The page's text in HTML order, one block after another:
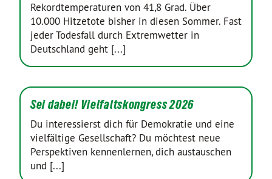
Rekordtemperaturen von 41,8 Grad. Über
10.000 Hitzetote bisher in diesen Sommer. Fast
jeder Todesfall durch Extremwetter in
Deutschland geht [...]
Sei dabei! Vielfaltskongress 2026
Du interessierst dich für Demokratie und eine
vielfältige Gesellschaft? Du möchtest neue
Perspektiven kennenlernen, dich austauschen
und [...]